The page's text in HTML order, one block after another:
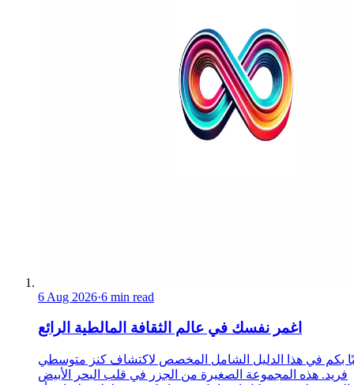
6 Aug 2026·6 min read
اغمر نفسك في عالم الثقافة المالطية الرائع
بكم في هذا الدليل الشامل المخصص لاكتشاف كنز متوسطي
فريد. هذه المجموعة الصغيرة من الجزر في قلب البحر الأبيض